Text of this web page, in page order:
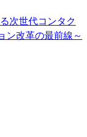
次世代コンタク
ン改革の最前線～